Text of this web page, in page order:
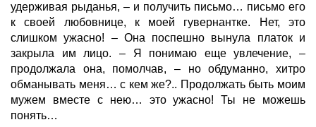
удерживая рыданья, – и получить письмо… письмо его
к своей любовнице, к моей гувернантке. Нет, это
слишком ужасно! – Она поспешно вынула платок и
закрыла им лицо. – Я понимаю еще увлечение, –
продолжала она, помолчав, – но обдуманно, хитро
обманывать меня… с кем же?.. Продолжать быть моим
мужем вместе с нею… это ужасно! Ты не можешь
понять…